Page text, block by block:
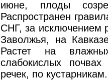
июне, плоды
Распространен
СНГ, за исключением
Заволжья, на
Растет на
слабокислых
речек, по кустарникам.